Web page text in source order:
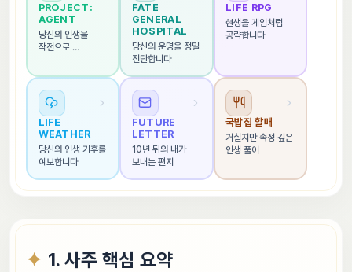
PROJECT:
AGENT
당신의 인생을
작전으로
FATE
GENERAL
HOSPITAL
당신의 운명을 정밀
진단합니다
LIFE RPG
현생을 게임처럼
공략합니다
LIFE
WEATHER
당신의 인생 기후를
예보합니다
FUTURE
LETTER
10년 뒤의 내가
보내는 편지
국밥집 할매
거칠지만 속정 깊은
인생 풀이
1. 사주 핵심 요약